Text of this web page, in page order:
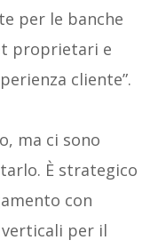
per le banche
proprietari e
cliente”.
ma ci sono
È strategico
con
per il